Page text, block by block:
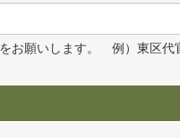
お願いします。 例）東区代